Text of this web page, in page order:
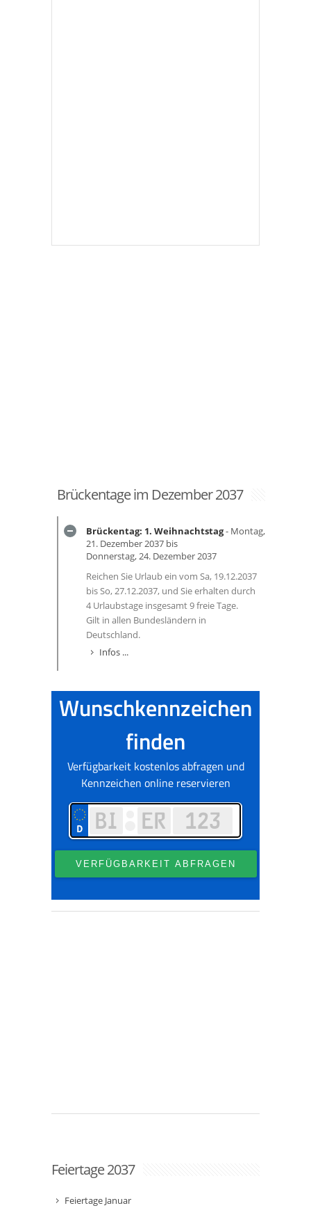
Brückentage im Dezember 2037
Brückentag: 1. Weihnachtstag- Montag,
21. Dezember 2037 bis
Donnerstag, 24. Dezember 2037
Reichen Sie Urlaub ein vom Sa, 19.12.2037
bis So, 27.12.2037, und Sie erhalten durch
4 Urlaubstage insgesamt 9 freie Tage.
Gilt in allen Bundesländern in
Deutschland.
Infos ...
Feiertage 2037
Feiertage Januar